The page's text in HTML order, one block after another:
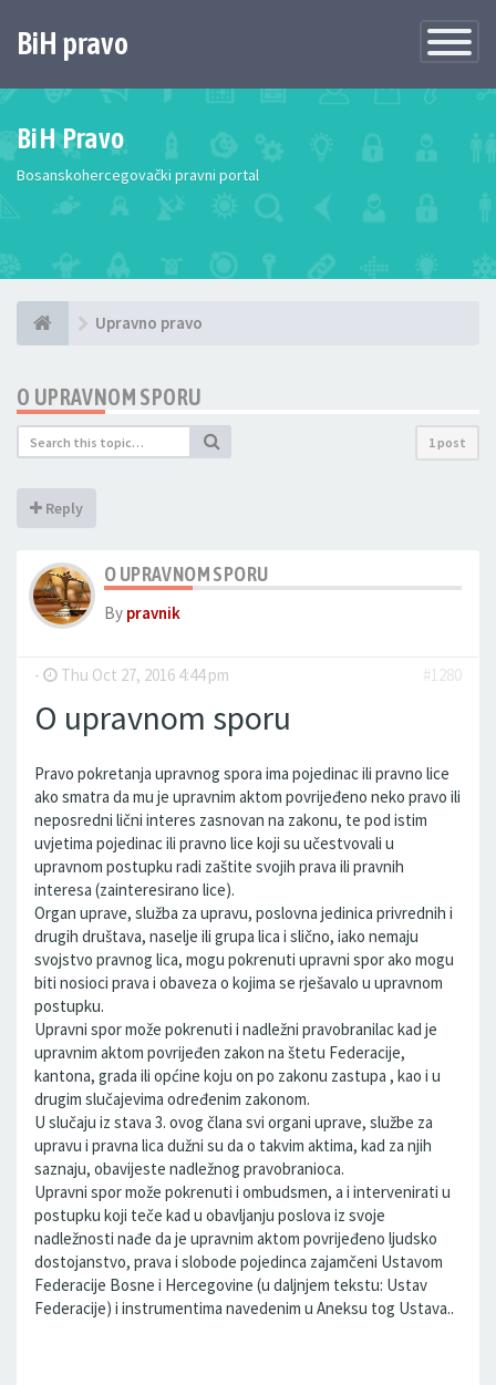
Toggle
BiH pravo
BiH Pravo
Bosanskohercegovački pravni portal
Upravno pravo
O UPRAVNOM SPORU
1 post
Reply
O UPRAVNOM SPORU
By pravnik
- Thu Oct 27, 2016 4:44 pm #1280
O upravnom sporu
Pravo pokretanja upravnog spora ima pojedinac ili pravno lice
ako smatra da mu je upravnim aktom povrijeđeno neko pravo ili
neposredni lični interes zasnovan na zakonu, te pod istim
uvjetima pojedinac ili pravno lice koji su učestvovali u
upravnom postupku radi zaštite svojih prava ili pravnih
interesa (zainteresirano lice).
Organ uprave, služba za upravu, poslovna jedinica privrednih i
drugih društava, naselje ili grupa lica i slično, iako nemaju
svojstvo pravnog lica, mogu pokrenuti upravni spor ako mogu
biti nosioci prava i obaveza o kojima se rješavalo u upravnom
postupku.
Upravni spor može pokrenuti i nadležni pravobranilac kad je
upravnim aktom povrijeđen zakon na štetu Federacije,
kantona, grada ili općine koju on po zakonu zastupa , kao i u
drugim slučajevima određenim zakonom.
U slučaju iz stava 3. ovog člana svi organi uprave, službe za
upravu i pravna lica dužni su da o takvim aktima, kad za njih
saznaju, obavijeste nadležnog pravobranioca.
Upravni spor može pokrenuti i ombudsmen, a i intervenirati u
postupku koji teče kad u obavljanju poslova iz svoje
nadležnosti nađe da je upravnim aktom povrijeđeno ljudsko
dostojanstvo, prava i slobode pojedinca zajamčeni Ustavom
Federacije Bosne i Hercegovine (u daljnjem tekstu: Ustav
Federacije) i instrumentima navedenim u Aneksu tog Ustava..